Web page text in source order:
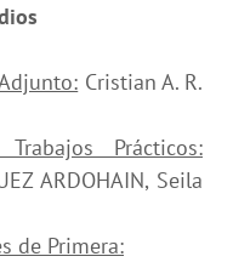
Cristian A. R.
Prácticos:
ARDOHAIN, Seila
de Primera: